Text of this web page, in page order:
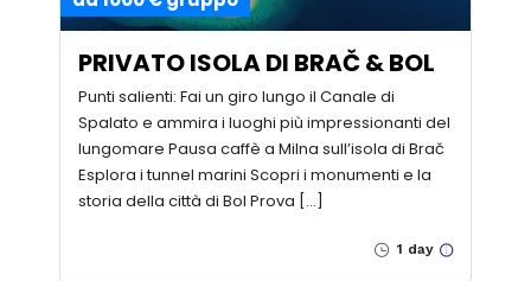
PRIVATO ISOLA DI BRAČ & BOL
Punti salienti: Fai un giro lungo il Canale di
Spalato e ammira i luoghi più impressionanti del
lungomare Pausa caffè a Milna sull’isola di Brač
Esplora i tunnel marini Scopri i monumenti e la
storia della città di Bol Prova […]
1 day